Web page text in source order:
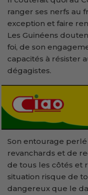
ranger ses nerfs au
exception et faire
Les Guinéens
foi, de son
capacités à résister
dégagistes.
Son entourage
revanchards et de
de tous les côtés et
situation risque de
dangereux que le